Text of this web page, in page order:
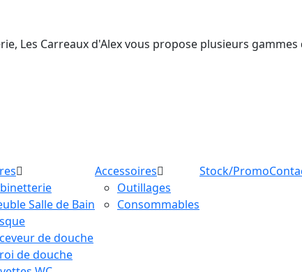
Les Carreaux d'Alex vous propose plusieurs
Salle de Bain
de douche
de douche
Accessoires
Outillages
Consommables
Stock/Promo